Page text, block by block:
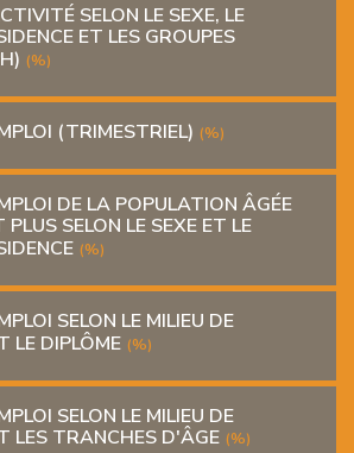
SELON LE SEXE, LE
ET LES GROUPES
(%)
(TRIMESTRIEL) (%)
DE LA POPULATION ÂGÉE
SELON LE SEXE ET LE
(%)
SELON LE MILIEU DE
LE DIPLÔME (%)
SELON LE MILIEU DE
LES TRANCHES D'ÂGE (%)